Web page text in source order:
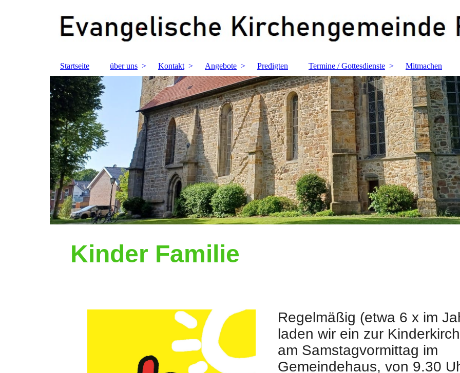
Startseite über uns Kontakt Angebote Predigten Termine / Gottesdienste Mitmachen
Kinder Familie
Regelmäßig (etwa 6 x im
laden wir ein zur
am Samstagvormittag im
Gemeindehaus, von 9.30